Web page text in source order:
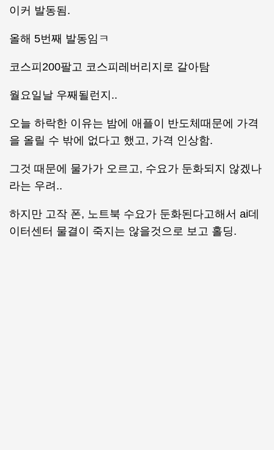
이커 발동됨.
올해 5번째 발동임ㅋ
코스피200팔고 코스피레버리지로 갈아탐
월요일날 우째될런지..
오늘 하락한 이유는 밤에 애플이 반도체때문에 가격
을 올릴 수 밖에 없다고 했고, 가격 인상함.
그것 때문에 물가가 오르고, 수요가 둔화되지 않겠나
라는 우려..
하지만 고작 폰, 노트북 수요가 둔화된다고해서 ai데
이터센터 물결이 죽지는 않을것으로 보고 홀딩.